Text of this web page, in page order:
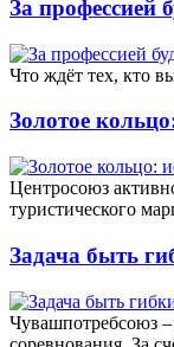
За профессией
Что ждёт тех, кто
Золотое
Центросоюз
туристического
Задача быть
Чувашпотребсоюз